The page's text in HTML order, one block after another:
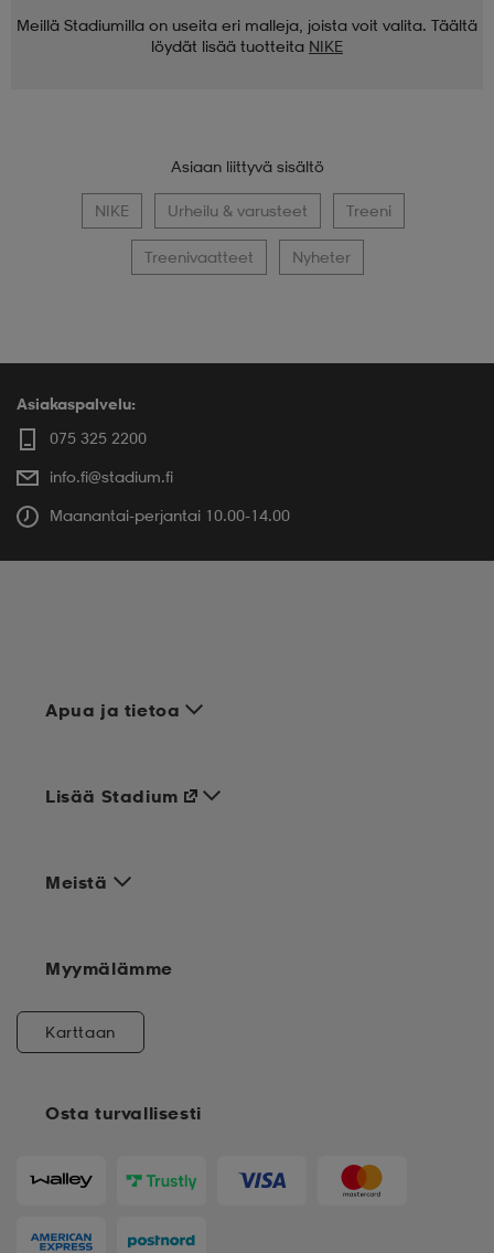
Meillä Stadiumilla on useita eri malleja, joista voit valita. Täältä
löydät lisää tuotteita NIKE
Asiaan liittyvä sisältö
NIKE Urheilu & varusteet Treeni
Treenivaatteet Nyheter
Asiakaspalvelu:
075 325 2200
info.fi@stadium.fi
Maanantai-perjantai 10.00-14.00
Apua ja tietoa
Meistä
Osta turvallisesti
Lisää Stadium
Myymälämme
Karttaan